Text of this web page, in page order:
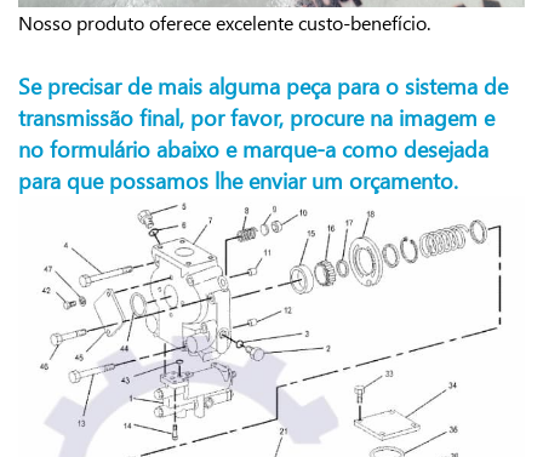
Nosso produto oferece excelente custo-benefício.
Se precisar de mais alguma peça para o sistema de
transmissão final, por favor, procure na imagem e
no formulário abaixo e marque-a como desejada
para que possamos lhe enviar um orçamento.